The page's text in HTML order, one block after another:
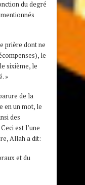
du degré
prière dont ne
le
sixième, le
»
de la
en un mot, le
des
est l’une
Allah a dit:
et du